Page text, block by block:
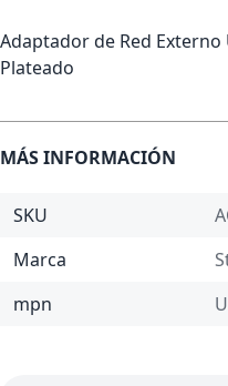
Adaptador de Red Externo
Plateado
MÁS INFORMACIÓN
SKU
Marca
mpn